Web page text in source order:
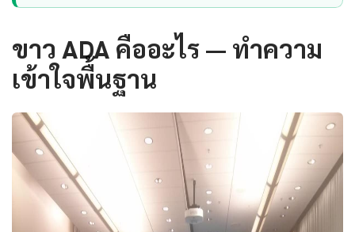
ขาว ADA คืออะไร — ทำความ
เข้าใจพื้นฐาน